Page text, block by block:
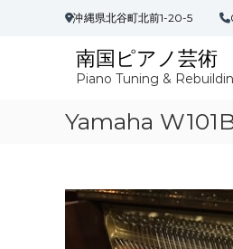
沖縄県北谷町北前1-20-5
南国ピアノ芸術
Piano Tuning &
Yamaha